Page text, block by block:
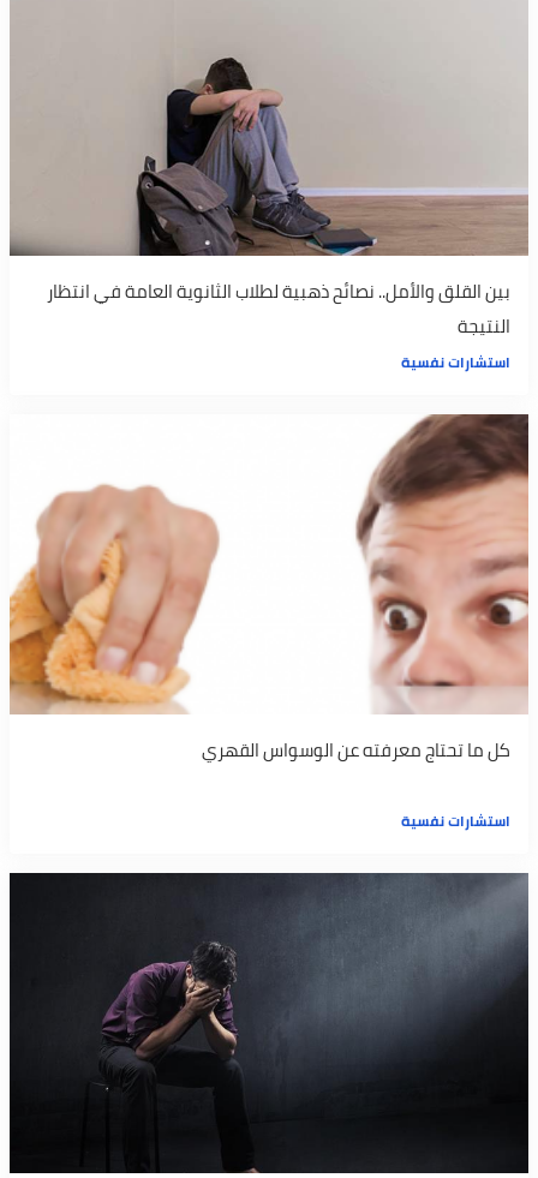
بين القلق والأمل.. نصائح ذهبية لطلاب الثانوية العامة في انتظار
النتيجة
استشارات نفسية
كل ما تحتاج معرفته عن الوسواس القهري
استشارات نفسية